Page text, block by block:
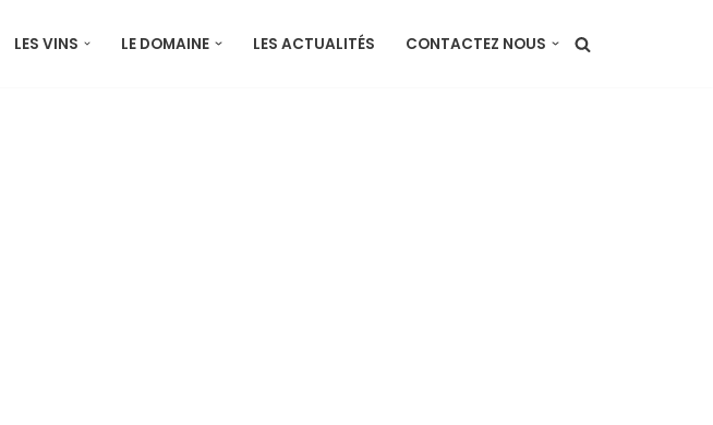
LES VINS LE DOMAINE LES ACTUALITÉS CONTACTEZ NOUS